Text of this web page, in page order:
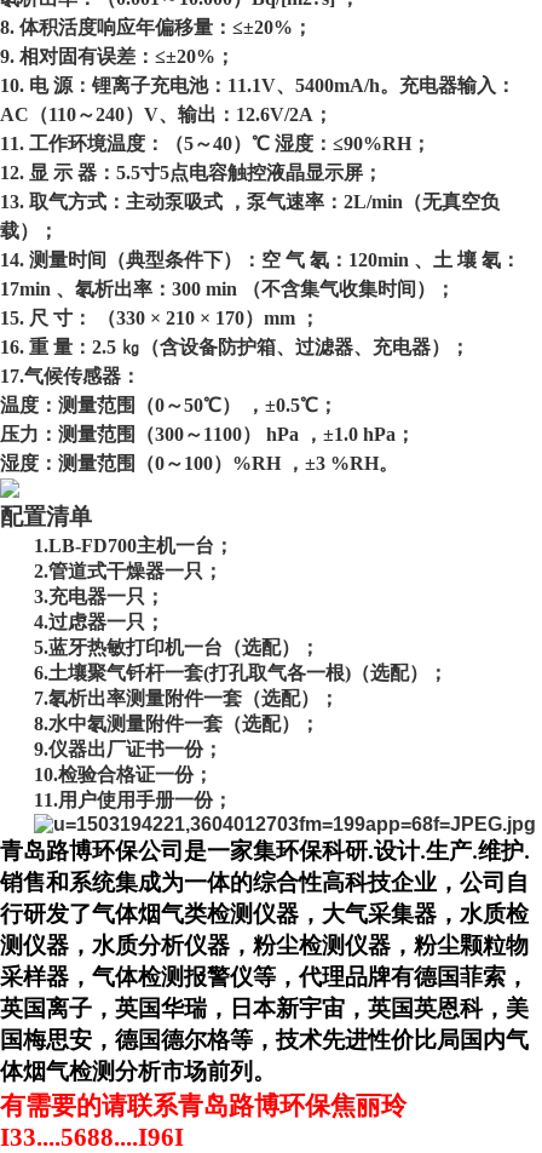
8. 体积活度响应年偏移量：≤±20%；
9. 相对固有误差：≤±20%；
10. 电 源：锂离子充电池：11.1V、5400mA/h。充电器输入：
AC（110～240）V、输出：12.6V/2A；
11. 工作环境温度：（5～40）℃ 湿度：≤90%RH；
12. 显 示 器：5.5寸5点电容触控液晶显示屏；
13. 取气方式：主动泵吸式 ，泵气速率：2L/min（无真空负
载）；
14. 测量时间（典型条件下）：空 气 氡：120min 、土 壤 氡：
17min 、氡析出率：300 min （不含集气收集时间）；
15. 尺 寸： （330 × 210 × 170）mm ；
16. 重 量：2.5 ㎏（含设备防护箱、过滤器、充电器）；
17.气候传感器：
温度：测量范围（0～50℃） ，±0.5℃；
压力：测量范围（300～1100） hPa ，±1.0 hPa；
湿度：测量范围（0～100）%RH ，±3 %RH。
配置清单
1.LB-FD700主机一台；
2.管道式干燥器一只；
3.充电器一只；
4.过虑器一只；
5.蓝牙热敏打印机一台（选配）；
6.土壤聚气钎杆一套(打孔取气各一根)（选配）；
7.氡析出率测量附件一套（选配）；
8.水中氡测量附件一套（选配）；
9.仪器出厂证书一份；
10.检验合格证一份；
11.用户使用手册一份；
青岛路博环保公司是一家集环保科研.设计.生产.维护.
销售和系统集成为一体的综合性高科技企业，公司自
行研发了气体烟气类检测仪器，大气采集器，水质检
测仪器，水质分析仪器，粉尘检测仪器，粉尘颗粒物
采样器，气体检测报警仪等，代理品牌有德国菲索，
英国离子，英国华瑞，日本新宇宙，英国英恩科，美
国梅思安，德国德尔格等，技术先进性价比局国内气
体烟气检测分析市场前列。
有需要的请联系青岛路博环保焦丽玲
I33....5688....I96I